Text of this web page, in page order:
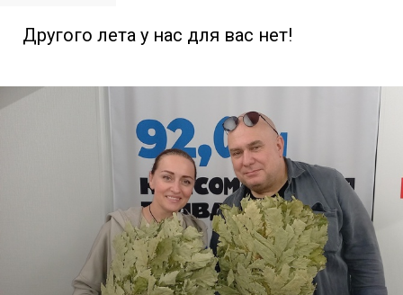
Другого лета у нас для вас нет!